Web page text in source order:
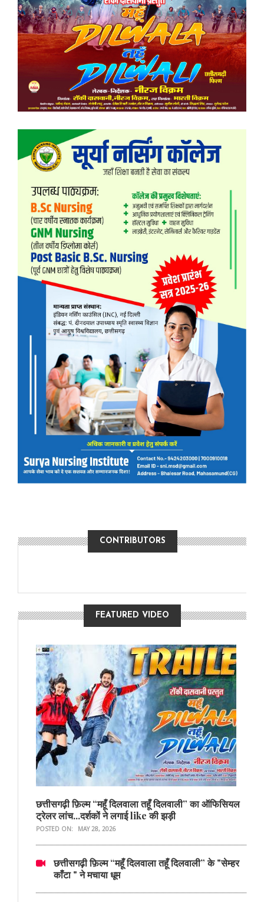
CONTRIBUTORS
FEATURED VIDEO
छत्तीसगढ़ी फ़िल्म “महूँ दिलवाला तहूँ दिलवाली” का ऑफिसियल
ट्रेलर लांच...दर्शकों ने लगाई like की झड़ी
POSTED ON: MAY 28, 2026
छत्तीसगढ़ी फ़िल्म “महूँ दिलवाला तहूँ दिलवाली” के "सेम्हर
काँटा " ने मचाया धूम